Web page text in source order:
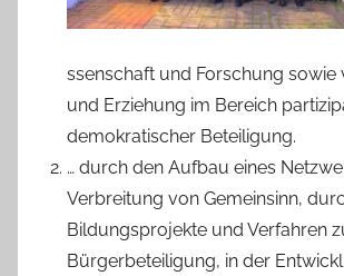
ssenschaft und Forschung sowie
und Erziehung im Bereich
demokratischer Beteiligung.
… durch den Aufbau eines
Verbreitung von Gemeinsinn,
Bildungsprojekte und Verfahren
Bürgerbeteiligung, in der